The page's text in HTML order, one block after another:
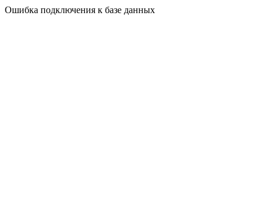
Ошибка подключения к базе данных